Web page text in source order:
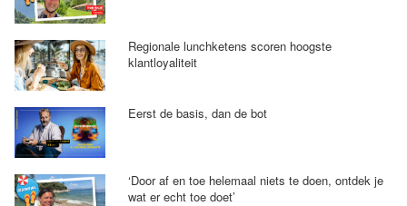
Regionale lunchketens scoren hoogste
klantloyaliteit
Eerst de basis, dan de bot
‘Door af en toe helemaal niets te doen, ontdek je
wat er echt toe doet’